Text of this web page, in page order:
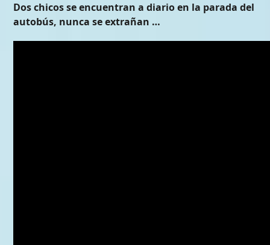
Dos chicos se encuentran a diario en la parada del
autobús, nunca se extrañan …